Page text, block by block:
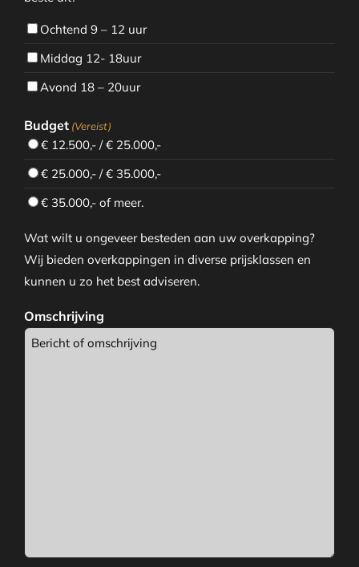
Ochtend 9 – 12 uur
Middag 12- 18uur
Avond 18 – 20uur
Budget (Vereist)
€ 12.500,- / € 25.000,-
€ 25.000,- / € 35.000,-
€ 35.000,- of meer.
Wat wilt u ongeveer besteden aan uw overkapping?
Wij bieden overkappingen in diverse prijsklassen en
kunnen u zo het best adviseren.
Omschrijving